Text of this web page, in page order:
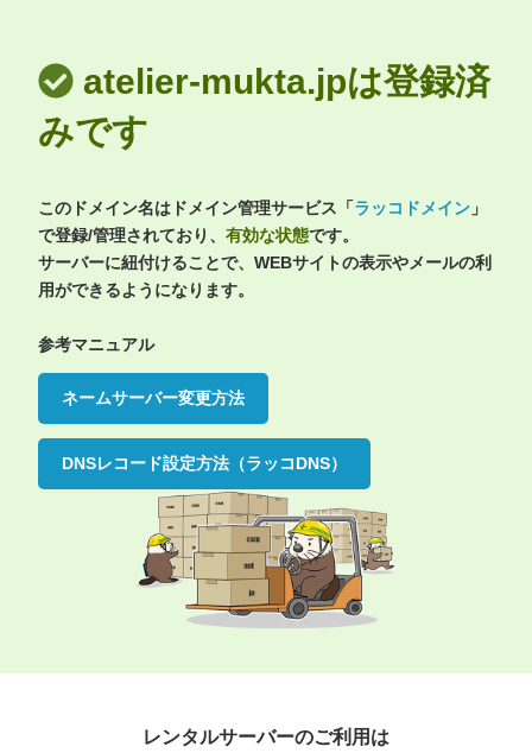
atelier-mukta.jpは登録済
みです
このドメイン名はドメイン管理サービス「ラッコドメイン 」
で登録/管理されており、 有効な状態です。
サーバーに紐付けることで、WEBサイトの表示やメールの利
用ができるようになります。
参考マニュアル
ネームサーバー変更方法
DNSレコード設定方法（ラッコDNS）
レンタルサーバーのご利用は